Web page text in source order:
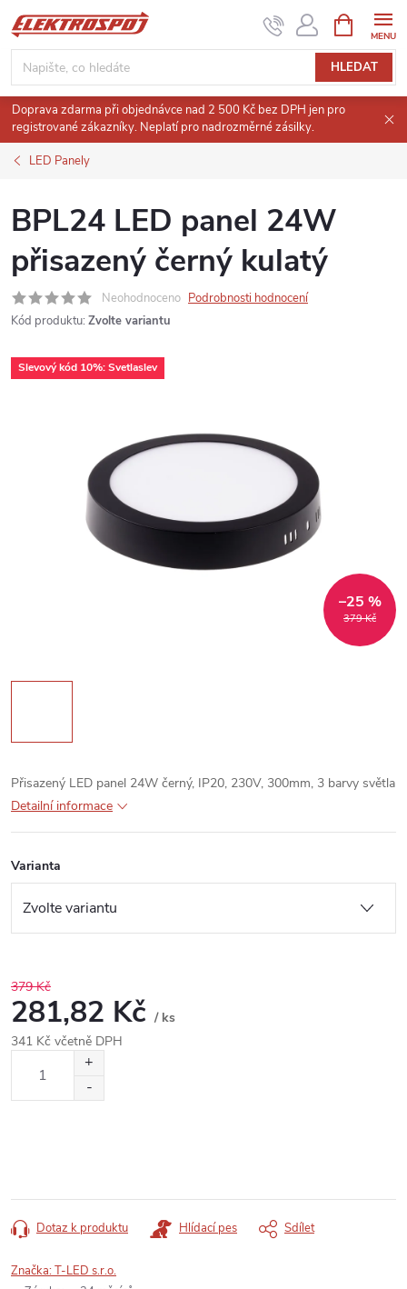
Přejít
na
obsah
HLEDAT
NÁKUPNÍ
KOŠÍK
Doprava zdarma při objednávce nad 2 500 Kč bez DPH jen pro
registrované zákazníky. Neplatí pro nadrozměrné zásilky.
LED Panely
BPL24 LED panel 24W
přisazený černý kulatý
Neohodnoceno Podrobnosti hodnocení
Kód produktu: Zvolte variantu
Slevový kód 10%: Svetlaslev
379 Kč
–25 %
Přisazený LED panel 24W černý, IP20, 230V, 300mm, 3 barvy světla
Detailní informace
Varianta
379 Kč
281,82 Kč / ks
341 Kč včetně DPH
Dotaz k produktu Hlídací pes Sdílet
Značka:T-LED s.r.o.